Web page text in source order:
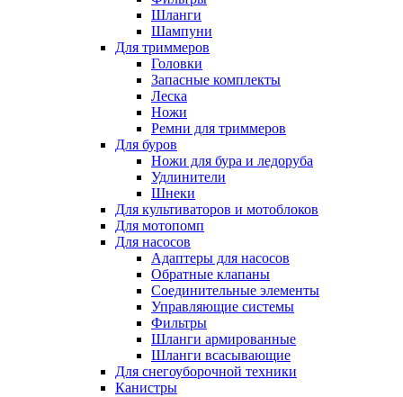
Шланги
Шампуни
Для триммеров
Головки
Запасные комплекты
Леска
Ножи
Ремни для триммеров
Для буров
Ножи для бура и ледоруба
Удлинители
Шнеки
Для культиваторов и мотоблоков
Для мотопомп
Для насосов
Адаптеры для насосов
Обратные клапаны
Соединительные элементы
Управляющие системы
Фильтры
Шланги армированные
Шланги всасывающие
Для снегоуборочной техники
Канистры